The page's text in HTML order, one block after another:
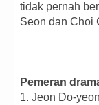
tidak pernah
Seon dan Choi
Pemeran
1. Jeon Do-